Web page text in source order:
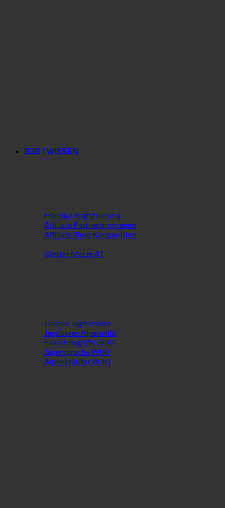
B2B / WISSEN
Händler Registrierung
Affiliate Partnerprogramm
Affiliate Shop Kooperation
Wetter Metzg AT
Unsere Jagdreviere
Jagdbares Alpenwild
Fleischbegriffe WIKI
Jägersprache WIKI
Alpenkräuter WIKI